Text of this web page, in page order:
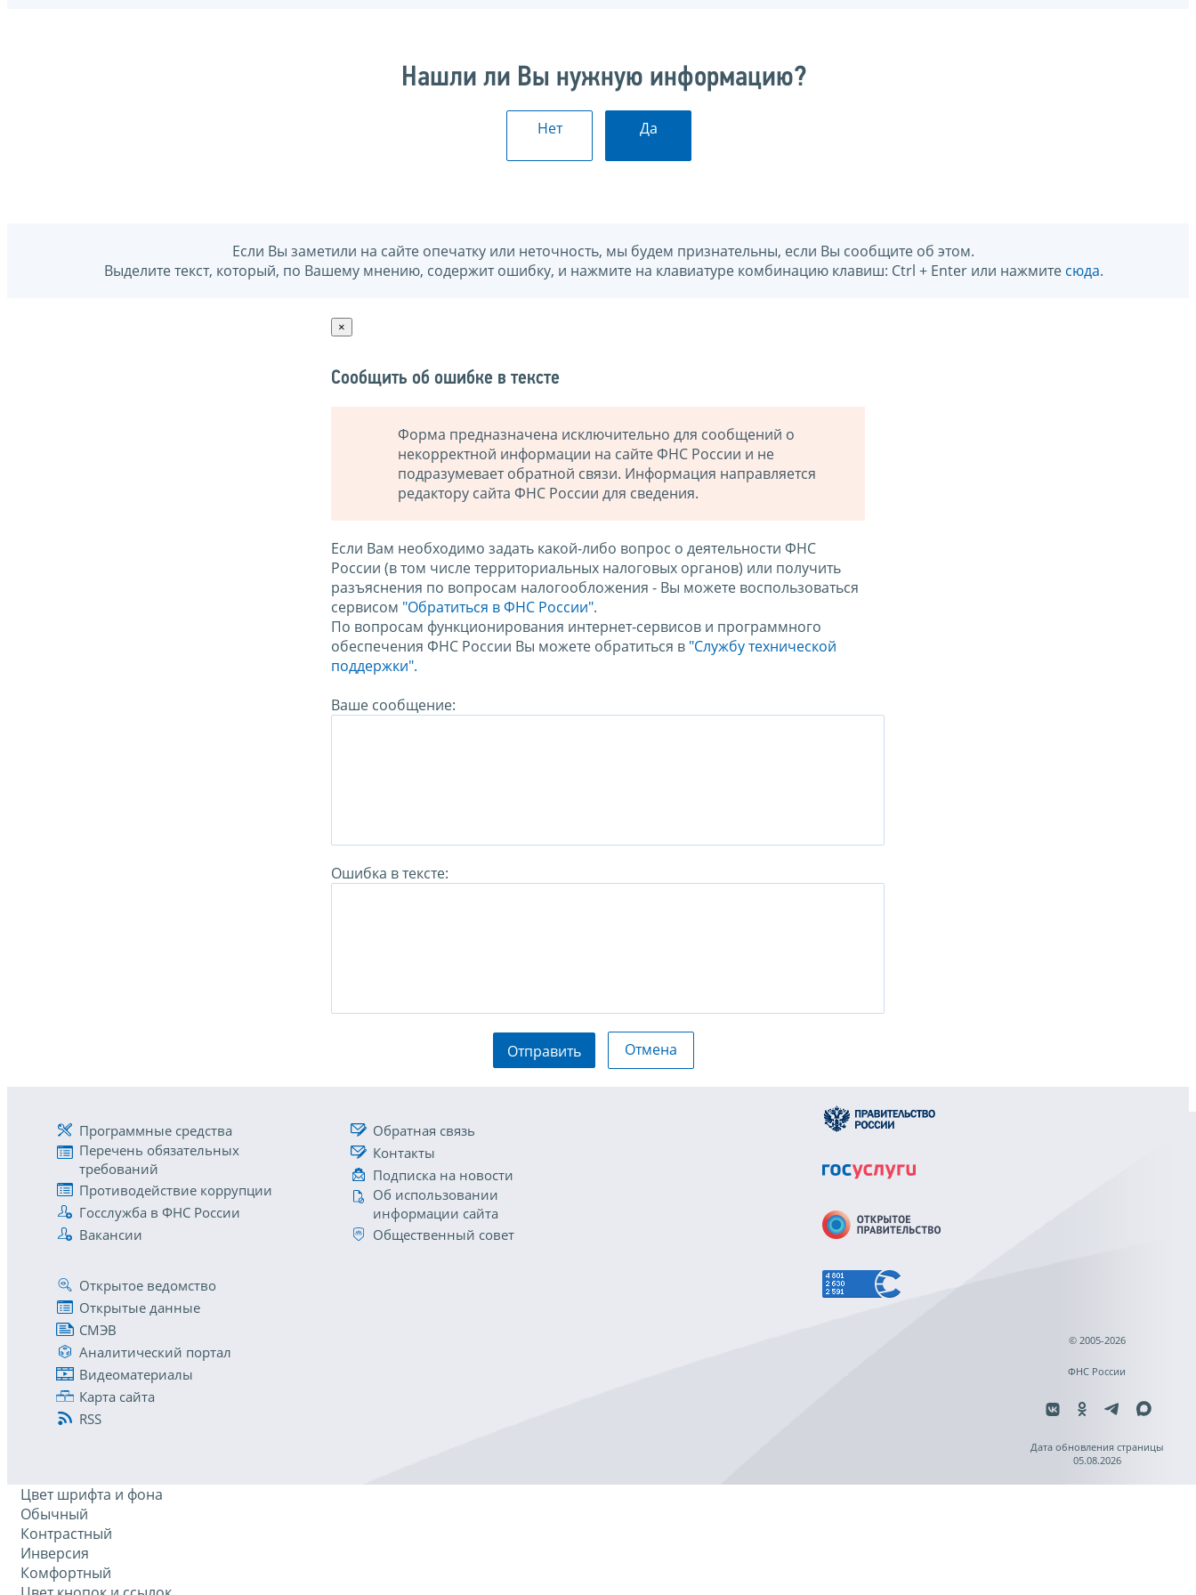
Нашли ли Вы нужную информацию?
Нет Да
Если Вы заметили на сайте опечатку или неточность, мы будем признательны, если Вы сообщите об этом.
Выделите текст, который, по Вашему мнению, содержит ошибку, и нажмите на клавиатуре комбинацию клавиш: Ctrl + Enter или нажмите сюда.
×
Сообщить об ошибке в тексте
Форма предназначена исключительно для сообщений о
некорректной информации на сайте ФНС России и не
подразумевает обратной связи. Информация направляется
редактору сайта ФНС России для сведения.
Если Вам необходимо задать какой-либо вопрос о деятельности ФНС
России (в том числе территориальных налоговых органов) или получить
разъяснения по вопросам налогообложения - Вы можете воспользоваться
сервисом "Обратиться в ФНС России".
По вопросам функционирования интернет-сервисов и программного
обеспечения ФНС России Вы можете обратиться в "Службу технической
поддержки".
Ваше сообщение:
Ошибка в тексте:
Отправить Отмена
Программные средства
Перечень обязательных
требований
Противодействие коррупции
Госслужба в ФНС России
Вакансии
Обратная связь
Контакты
Подписка на новости
Об использовании
информации сайта
Общественный совет
Открытое ведомство
Открытые данные
СМЭВ
Аналитический портал
Видеоматериалы
Карта сайта
RSS
© 2005-2026
ФНС России
Дата обновления страницы
05.08.2026
Цвет шрифта и фона
Обычный
Контрастный
Инверсия
Комфортный